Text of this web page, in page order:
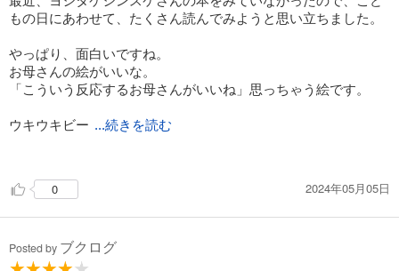
もの日にあわせて、たくさん読んでみようと思い立ちました。
やっぱり、面白いですね。
お母さんの絵がいいな。
「こういう反応するお母さんがいいね」思っちゃう絵です。
ウキウキビー ...続きを読む
ヒー音声 カラスを追い払う
モグラ語 モグラに情報伝達
/＿/ あらすじ ＿/＿/＿/＿/＿/
0 2024年05月05日
Posted by ブクログ